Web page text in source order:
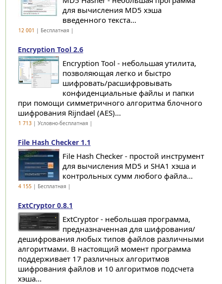
для вычисления MD5 хэша
введенного текста...
12 001 | Бесплатная |
Encryption Tool 2.6
Encryption Tool - небольшая утилита,
позволяющая легко и быстро
шифровать/расшифровывать
конфиденциальные файлы и папки
при помощи симметричного алгоритма блочного
шифрования Rijndael (AES)...
1 713| Условно-бесплатная |
File Hash Checker 1.1
File Hash Checker - простой инструмент
для вычисления MD5 и SHA1 хэша и
контрольных сумм любого файла...
4 155| Бесплатная |
ExtCryptor 0.8.1
ExtCryptor - небольшая программа,
предназначенная для шифрования/
дешифрования любых типов файлов различными
алгоритмами. В настоящий момент программа
поддерживает 17 различных алгоритмов
шифрования файлов и 10 алгоритмов подсчета
хэша...